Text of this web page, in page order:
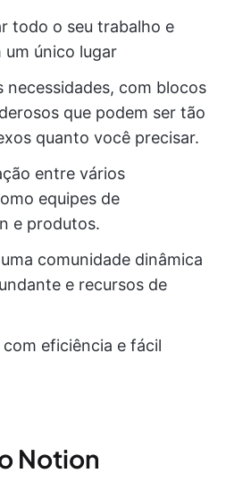
todo o seu trabalho e
único lugar
necessidades, com blocos
que podem ser tão
quanto você precisar.
entre vários
equipes de
e produtos.
comunidade dinâmica
e recursos de
eficiência e fácil
Notion